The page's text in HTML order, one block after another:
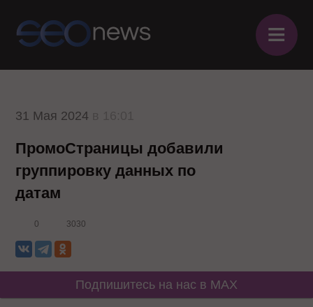
≡
31 Мая 2024
ПромоСтраницы добавили
группировку данных по
датам
0 3030
Подпишитесь на нас в MAX